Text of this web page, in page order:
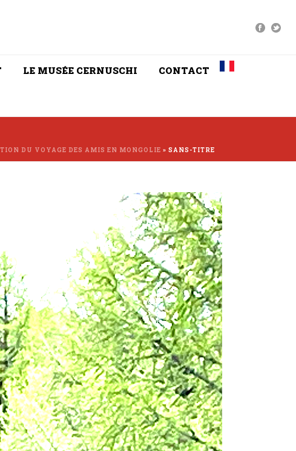
LE MUSÉE CERNUSCHI CONTACT
DU VOYAGE DES AMIS EN MONGOLIE » SANS-TITRE